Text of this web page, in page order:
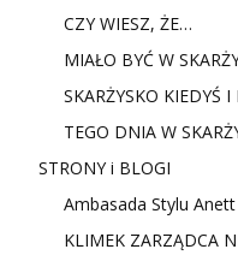
CZY WIESZ, ŻE…
MIAŁO BYĆ W
SKARŻYSKO KIEDYŚ I
TEGO DNIA W
STRONY i BLOGI
Ambasada Stylu
KLIMEK ZARZĄDCA